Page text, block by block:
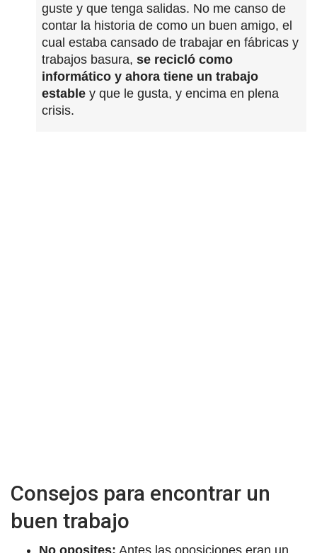
guste y que tenga salidas. No me canso de
contar la historia de como un buen amigo, el
cual estaba cansado de trabajar en fábricas y
trabajos basura, se recicló como
informático y ahora tiene un trabajo
estable y que le gusta, y encima en plena
crisis.
Consejos para encontrar un
buen trabajo
No oposites: Antes las oposiciones eran un